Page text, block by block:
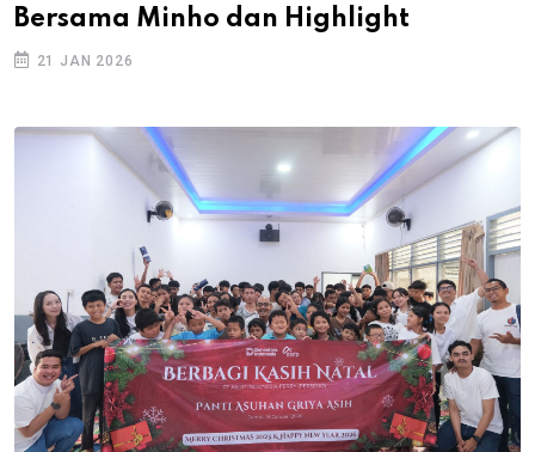
Bersama Minho dan Highlight
21 JAN 2026